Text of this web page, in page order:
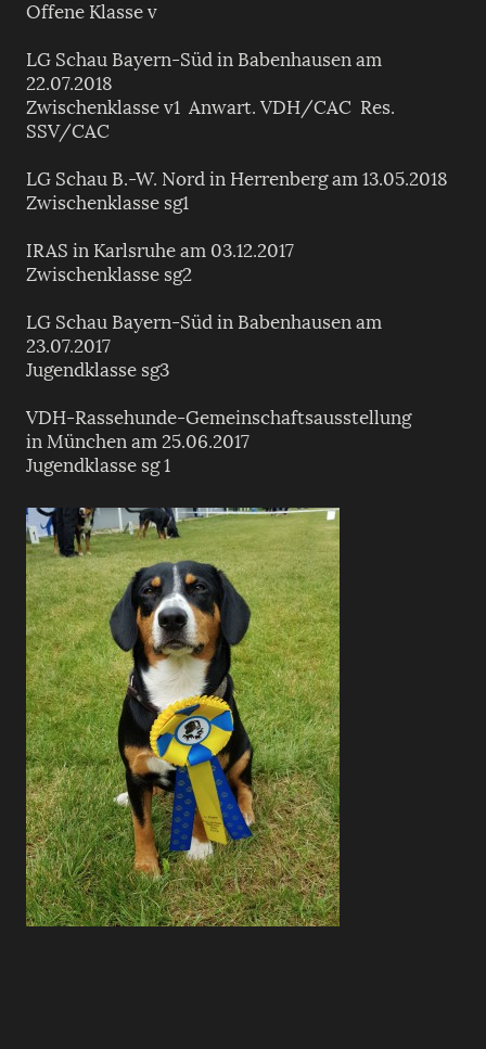
Offene Klasse v
LG Schau Bayern-Süd in Babenhausen am
22.07.2018
Zwischenklasse v1 Anwart. VDH/CAC Res.
SSV/CAC
LG Schau B.-W. Nord in Herrenberg am 13.05.2018
Zwischenklasse sg1
IRAS in Karlsruhe am 03.12.2017
Zwischenklasse sg2
LG Schau Bayern-Süd in Babenhausen am
23.07.2017
Jugendklasse sg3
VDH-Rassehunde-Gemeinschaftsausstellung
in München am 25.06.2017
Jugendklasse sg 1